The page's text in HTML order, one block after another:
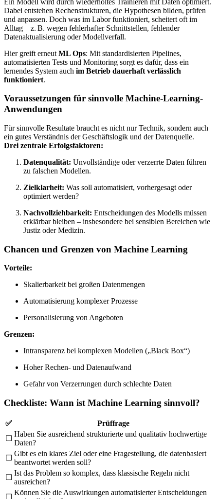
Dabei entstehen Rechenstrukturen, die Hypothesen bilden, prüfen
und anpassen. Doch was im Labor funktioniert, scheitert oft im
Alltag – z. B. wegen fehlerhafter Schnittstellen, fehlender
Datenaktualisierung oder Modellverfall.
Hier greift erneut ML Ops: Mit standardisierten Pipelines,
automatisierten Tests und Monitoring sorgt es dafür, dass ein
lernendes System auch im Betrieb dauerhaft verlässlich
funktioniert.
Voraussetzungen für sinnvolle Machine-Learning-
Anwendungen
Für sinnvolle Resultate braucht es nicht nur Technik, sondern auch
ein gutes Verständnis der Geschäftslogik und der Datenquelle.
Drei zentrale Erfolgsfaktoren:
Datenqualität: Unvollständige oder verzerrte Daten führen
zu falschen Modellen.
Zielklarheit: Was soll automatisiert, vorhergesagt oder
optimiert werden?
Nachvollziehbarkeit: Entscheidungen des Modells müssen
erklärbar bleiben – insbesondere bei sensiblen Bereichen wie
Justiz oder Medizin.
Chancen und Grenzen von Machine Learning
Vorteile:
Skalierbarkeit bei großen Datenmengen
Automatisierung komplexer Prozesse
Personalisierung von Angeboten
Grenzen:
Intransparenz bei komplexen Modellen („Black Box“)
Hoher Rechen- und Datenaufwand
Gefahr von Verzerrungen durch schlechte Daten
Checkliste: Wann ist Machine Learning sinnvoll?
✅
Prüffrage
☐
Haben Sie ausreichend strukturierte und qualitativ hochwertige
Daten?
☐
Gibt es ein klares Ziel oder eine Fragestellung, die datenbasiert
beantwortet werden soll?
☐
Ist das Problem so komplex, dass klassische Regeln nicht
ausreichen?
☐
Können Sie die Auswirkungen automatisierter Entscheidungen